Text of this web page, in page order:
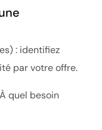
: identifiez
par votre offre.
quel besoin